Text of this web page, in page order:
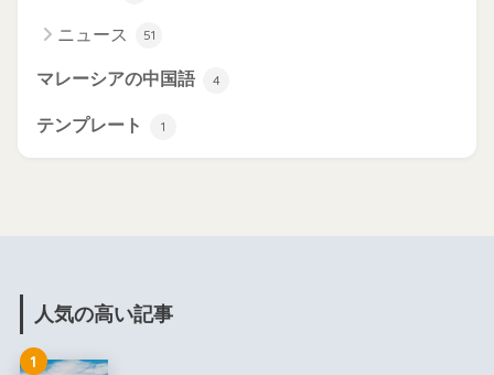
ニュース 51
マレーシアの中国語 4
テンプレート 1
人気の高い記事
1